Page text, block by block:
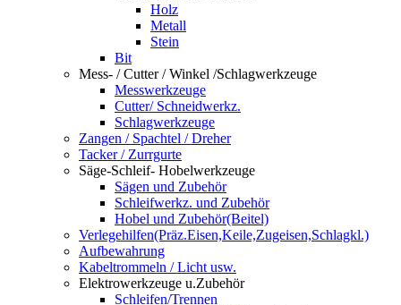
Holz
Metall
Stein
Bit
Mess- / Cutter / Winkel /Schlagwerkzeuge
Messwerkzeuge
Cutter/ Schneidwerkz.
Schlagwerkzeuge
Zangen / Spachtel / Dreher
Tacker / Zurrgurte
Säge-Schleif- Hobelwerkzeuge
Sägen und Zubehör
Schleifwerkz. und Zubehör
Hobel und Zubehör(Beitel)
Verlegehilfen(Präz.Eisen,Keile,Zugeisen,Schlagkl.)
Aufbewahrung
Kabeltrommeln / Licht usw.
Elektrowerkzeuge u.Zubehör
Schleifen/Trennen